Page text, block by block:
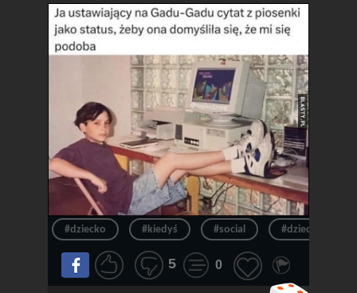
#dziecko #kiedyś #social #dzieciak
5 0